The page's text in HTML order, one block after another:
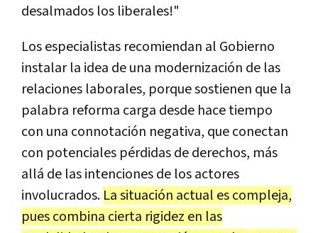
desalmados los liberales!"
Los especialistas recomiendan al Gobierno
instalar la idea de una modernización de las
relaciones laborales, porque sostienen que la
palabra reforma carga desde hace tiempo
con una connotación negativa, que conectan
con potenciales pérdidas de derechos, más
allá de las intenciones de los actores
involucrados. La situación actual es compleja,
pues combina cierta rigidez en las